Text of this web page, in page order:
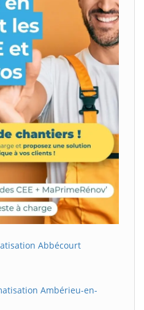
Abbécourt
Ambérieu-en-